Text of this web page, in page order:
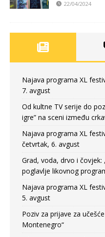
22/04/2024
Najava programa XL
7. avgust
Od kultne TV serije do
igre” na sceni između
Najava programa XL
četvrtak, 6. avgust
Grad, voda, drvo i čovjek:
poglavlje likovnog
Najava programa XL
5. avgust
Poziv za prijave za
Montenegro“